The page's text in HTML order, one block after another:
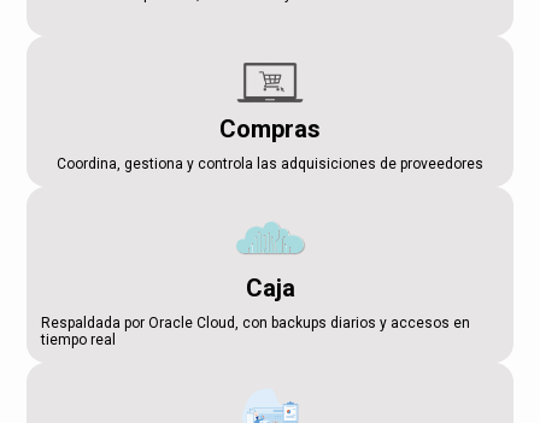
Compras
Coordina, gestiona y controla las adquisiciones de proveedores
Caja
Respaldada por Oracle Cloud, con backups diarios y accesos en
tiempo real